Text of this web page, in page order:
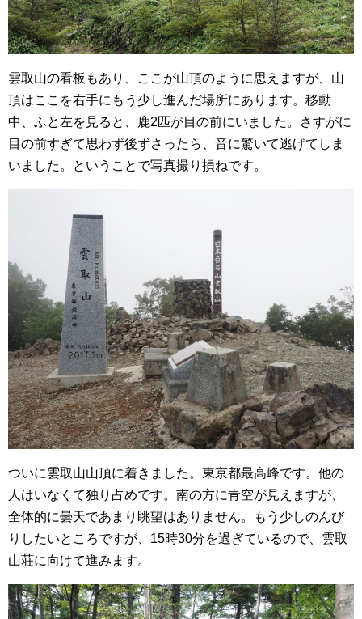
雲取山の看板もあり、ここが山頂のように思えますが、山
頂はここを右手にもう少し進んだ場所にあります。移動
中、ふと左を見ると、鹿2匹が目の前にいました。さすがに
目の前すぎて思わず後ずさったら、音に驚いて逃げてしま
いました。ということで写真撮り損ねです。
ついに雲取山山頂に着きました。東京都最高峰です。他の
人はいなくて独り占めです。南の方に青空が見えますが、
全体的に曇天であまり眺望はありません。もう少しのんび
りしたいところですが、15時30分を過ぎているので、雲取
山荘に向けて進みます。